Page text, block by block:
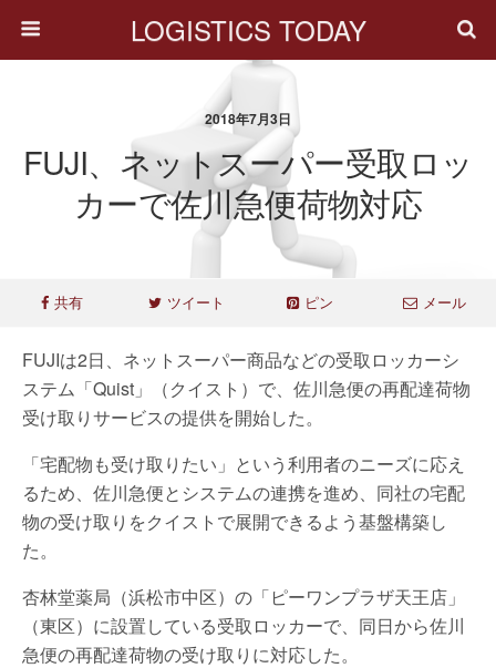
LOGISTICS TODAY
2018年7月3日
FUJI、ネットスーパー受取ロッ
カーで佐川急便荷物対応
共有 ツイート ピン メール
FUJIは2日、ネットスーパー商品などの受取ロッカーシ
ステム「Quist」（クイスト）で、佐川急便の再配達荷物
受け取りサービスの提供を開始した。
「宅配物も受け取りたい」という利用者のニーズに応え
るため、佐川急便とシステムの連携を進め、同社の宅配
物の受け取りをクイストで展開できるよう基盤構築し
た。
杏林堂薬局（浜松市中区）の「ピーワンプラザ天王店」
（東区）に設置している受取ロッカーで、同日から佐川
急便の再配達荷物の受け取りに対応した。